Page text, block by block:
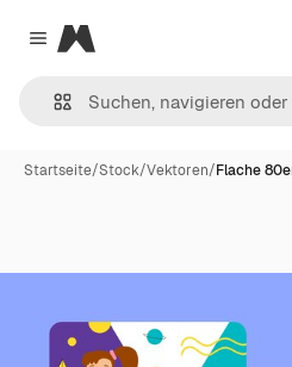
Close menu
Magnific
Startseite/Stock/Vektoren/Flache